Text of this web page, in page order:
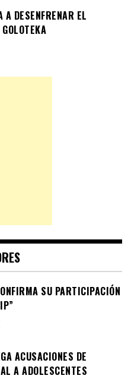
A DESENFRENAR EL
SU PARTICIPACIÓN
ACUSACIONES DE
A ADOLESCENTES